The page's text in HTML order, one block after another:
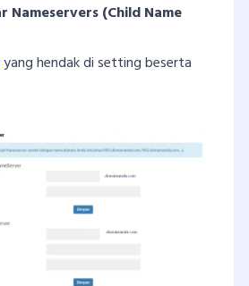
Nameservers (Child Name
yang hendak di setting beserta